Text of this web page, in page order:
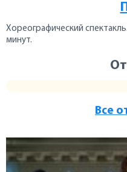
Хореографический
минут.
Все